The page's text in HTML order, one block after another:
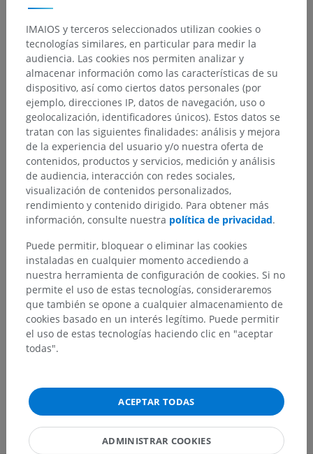
Estructuras subyacentes:
subyacentes correspondientes para esta parte
anatómica
Traducciones
¿Ha detectado un error?
No dude en sugerir una corrección, traducción o
mejora de contenido.
Reportar un error
DESCARGAR LA APLICACIÓN
IMAIOS y terceros seleccionados utilizan cookies o
tecnologías similares, en particular para medir la
audiencia. Las cookies nos permiten analizar y
almacenar información como las características de su
dispositivo, así como ciertos datos personales (por
ejemplo, direcciones IP, datos de navegación, uso o
geolocalización, identificadores únicos). Estos datos se
tratan con las siguientes finalidades: análisis y mejora
de la experiencia del usuario y/o nuestra oferta de
contenidos, productos y servicios, medición y análisis
de audiencia, interacción con redes sociales,
visualización de contenidos personalizados,
rendimiento y contenido dirigido. Para obtener más
información, consulte nuestra política de privacidad.
Puede permitir, bloquear o eliminar las cookies
instaladas en cualquier momento accediendo a
nuestra herramienta de configuración de cookies. Si no
permite el uso de estas tecnologías, consideraremos
que también se opone a cualquier almacenamiento de
cookies basado en un interés legítimo. Puede permitir
el uso de estas tecnologías haciendo clic en "aceptar
todas".
ACEPTAR TODAS
ADMINISTRAR COOKIES